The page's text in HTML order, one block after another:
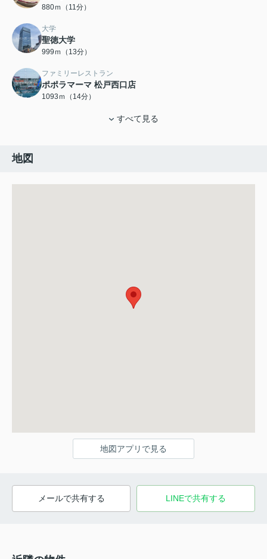
880ｍ（11分）
大学
聖徳大学
999ｍ（13分）
ファミリーレストラン
ポポラマーマ 松戸西口店
1093ｍ（14分）
すべて見る
地図
地図アプリで見る
メールで共有する LINEで共有する